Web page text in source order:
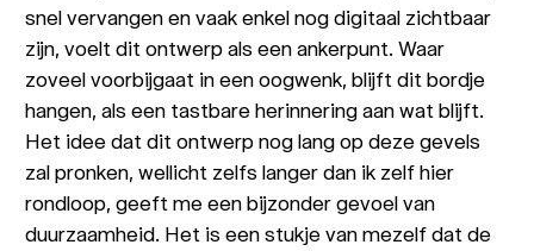
snel vervangen en vaak enkel nog digitaal zichtbaar
zijn, voelt dit ontwerp als een ankerpunt. Waar
zoveel voorbijgaat in een oogwenk, blijft dit bordje
hangen, als een tastbare herinnering aan wat blijft.
Het idee dat dit ontwerp nog lang op deze gevels
zal pronken, wellicht zelfs langer dan ik zelf hier
rondloop, geeft me een bijzonder gevoel van
duurzaamheid. Het is een stukje van mezelf dat de